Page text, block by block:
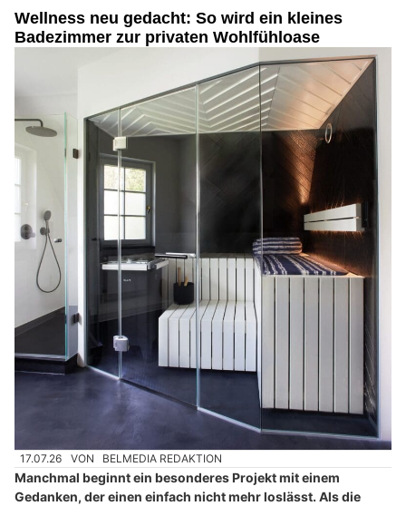
Wellness neu gedacht: So wird ein kleines
Badezimmer zur privaten Wohlfühloase
17.07.26 VON BELMEDIA REDAKTION
Manchmal beginnt ein besonderes Projekt mit einem
Gedanken, der einen einfach nicht mehr loslässt. Als die